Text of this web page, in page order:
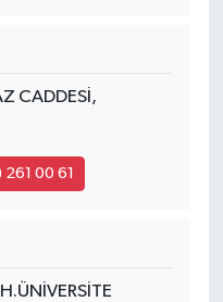
CADDESİ,
261 00 61